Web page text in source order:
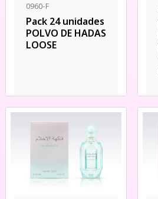
0960-F
Pack 24 unidades
POLVO DE HADAS
LOOSE